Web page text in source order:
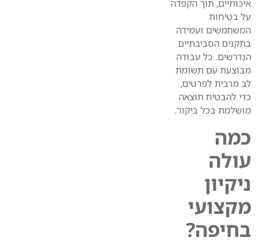
איכותיים, תוך הקפדה
על בטיחות
המשתמשים ועמידה
בתקנים הסביבתיים
הנדרשים. כל עבודה
מבוצעת עם תשומת
לב מרבית לפרטים,
כדי להבטיח תוצאה
מושלמת בכל ביקור.
כמה
עולה
ניקיון
מקצועי
בחיפה?